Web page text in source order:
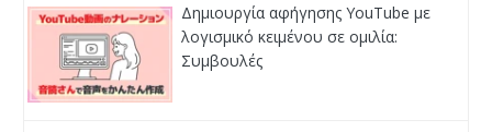
Δημιουργία αφήγησης YouTube με
λογισμικό κειμένου σε ομιλία:
Συμβουλές